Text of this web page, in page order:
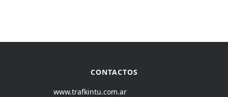
CONTACTOS
www.trafkintu.com.ar